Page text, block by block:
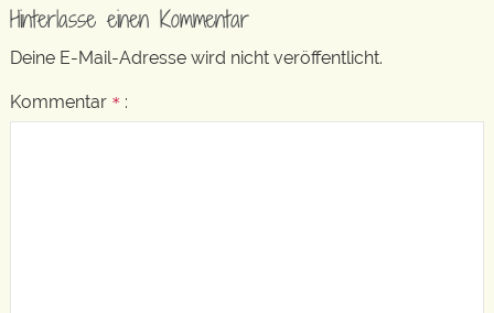
Hinterlasse einen Kommentar
Deine E-Mail-Adresse wird nicht veröffentlicht.
Kommentar * :